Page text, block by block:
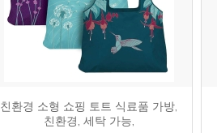
친환경 소형 쇼핑 토트 식료품 가방,
친환경, 세탁 가능,